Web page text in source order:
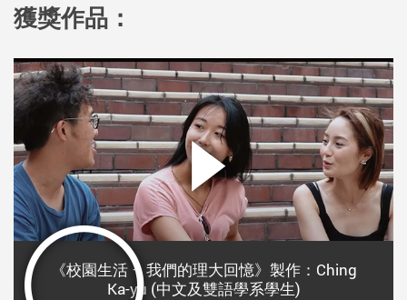
獲獎作品：
《校園生活 – 我們的理大回憶》製作：Ching
Ka-yu (中文及雙語學系學生)